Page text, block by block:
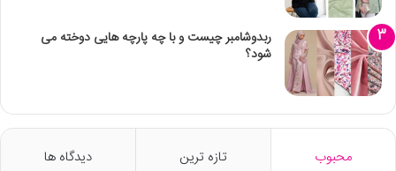
ربدوشامبر چیست و با چه پارچه هایی دوخته می
شود؟
محبوب تازه ترین دیدگاه ها